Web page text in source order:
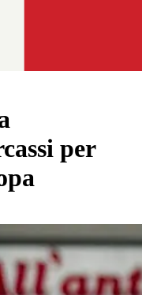
per